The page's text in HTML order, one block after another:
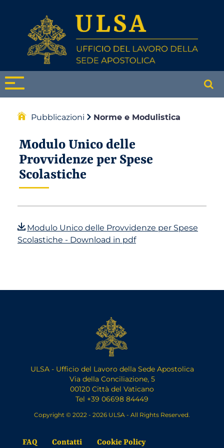
Pubblicazioni Norme e Modulistica
Modulo Unico delle
Provvidenze per Spese
Scolastiche
Modulo Unico delle Provvidenze per Spese
Scolastiche - Download in pdf
ULSA - Ufficio del Lavoro della Sede Apostolica
Via della Conciliazione, 5
00120 Città del Vaticano
Tel +39 06698 84449
Copyright © 2022 - 2026 ULSA - All Rights Reserved.
FAQ Contatti Cookie Policy